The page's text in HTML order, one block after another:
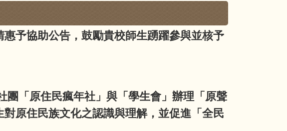
予協助公告，鼓勵貴校師生踴躍參與並核予
團「原住民瘋年社」與「學生會」辦理「原聲
原住民族文化之認識與理解，並促進「全民